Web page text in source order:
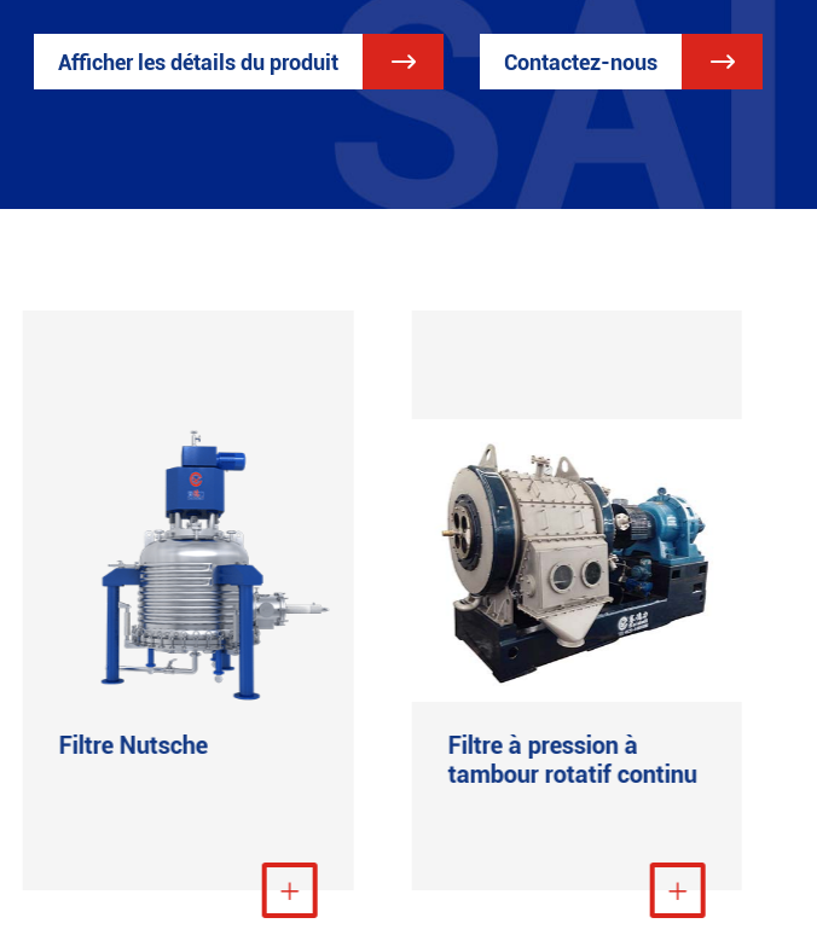
Afficher les détails du produit  Contactez-nous 
Filtre Nutsche
Voir plus

Filtre à pression à
tambour rotatif continu
Voir plus
